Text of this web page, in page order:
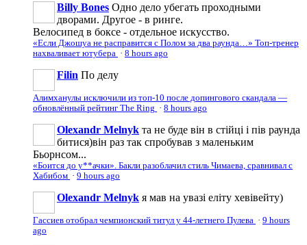
Billy Bones Одно дело убегать проходными
дворами. Другое - в ринге.
Велосипед в боксе - отдельное искусство.
«Если Джошуа не расправится с Полом за два раунда…» Топ-тренер
нахваливает ютубера · 8 hours ago
Filin По делу
Алимханулы исключили из топ-10 после допингового скандала —
обновлённый рейтинг The Ring · 8 hours ago
Olexandr Melnyk та не буде він в стійці і пів раунда
битися)він раз так спробував з маленьким
Бьорнсом...
«Боится до у**ачки». Бакли разоблачил стиль Чимаева, сравнивал с
Хабибом · 9 hours ago
Olexandr Melnyk я мав на увазі еліту хевівейту)
Гассиев отобрал чемпионский титул у 44-летнего Пулева · 9 hours
ago